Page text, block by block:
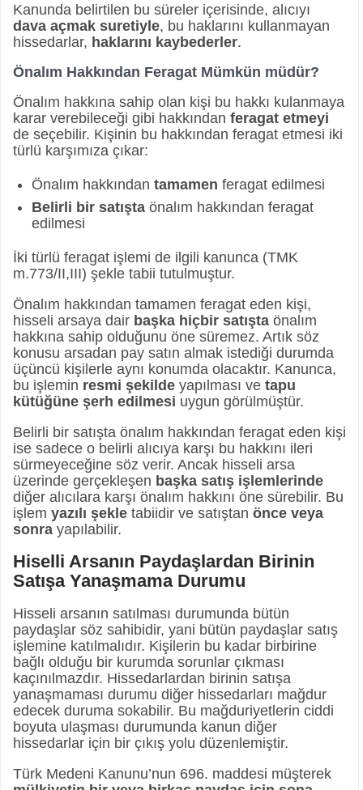
Kanunda belirtilen bu süreler içerisinde, alıcıyı
dava açmak suretiyle, bu haklarını kullanmayan
hissedarlar, haklarını kaybederler.
Önalım Hakkından Feragat Mümkün müdür?
Önalım hakkına sahip olan kişi bu hakkı kulanmaya
karar verebileceği gibi hakkından feragat etmeyi
de seçebilir. Kişinin bu hakkından feragat etmesi iki
türlü karşımıza çıkar:
Önalım hakkından tamamen feragat edilmesi
Belirli bir satışta önalım hakkından feragat
edilmesi
İki türlü feragat işlemi de ilgili kanunca (TMK
m.773/II,III) şekle tabii tutulmuştur.
Önalım hakkından tamamen feragat eden kişi,
hisseli arsaya dair başka hiçbir satışta önalım
hakkına sahip olduğunu öne süremez. Artık söz
konusu arsadan pay satın almak istediği durumda
üçüncü kişilerle aynı konumda olacaktır. Kanunca,
bu işlemin resmi şekilde yapılması ve tapu
kütüğüne şerh edilmesi uygun görülmüştür.
Belirli bir satışta önalım hakkından feragat eden kişi
ise sadece o belirli alıcıya karşı bu hakkını ileri
sürmeyeceğine söz verir. Ancak hisseli arsa
üzerinde gerçekleşen başka satış işlemlerinde
diğer alıcılara karşı önalım hakkını öne sürebilir. Bu
işlem yazılı şekle tabiidir ve satıştan önce veya
sonra yapılabilir.
Hiselli Arsanın Paydaşlardan Birinin
Satışa Yanaşmama Durumu
Hisseli arsanın satılması durumunda bütün
paydaşlar söz sahibidir, yani bütün paydaşlar satış
işlemine katılmalıdır. Kişilerin bu kadar birbirine
bağlı olduğu bir kurumda sorunlar çıkması
kaçınılmazdır. Hissedarlardan birinin satışa
yanaşmaması durumu diğer hissedarları mağdur
edecek duruma sokabilir. Bu mağduriyetlerin ciddi
boyuta ulaşması durumunda kanun diğer
hissedarlar için bir çıkış yolu düzenlemiştir.
Türk Medeni Kanunu’nun 696. maddesi müşterek